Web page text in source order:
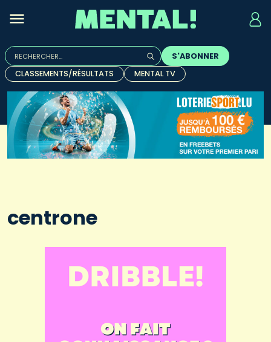
Rechercher :
Quand les résultats de l'auto-complétion sont
S'ABONNER
CLASSEMENTS/RÉSULTATS
MENTAL TV
centrone